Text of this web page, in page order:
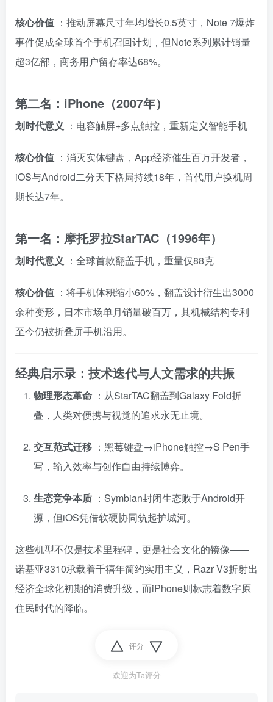
核心价值 ：推动屏幕尺寸年均增长0.5英寸，Note 7爆炸
事件促成全球首个手机召回计划，但Note系列累计销量
超3亿部，商务用户留存率达68%。
第二名：iPhone（2007年）
划时代意义 ：电容触屏+多点触控，重新定义智能手机
核心价值 ：消灭实体键盘，App经济催生百万开发者，
iOS与Android二分天下格局持续18年，首代用户换机周
期长达7年。
第一名：摩托罗拉StarTAC（1996年）
划时代意义 ：全球首款翻盖手机，重量仅88克
核心价值 ：将手机体积缩小60%，翻盖设计衍生出3000
余种变形，日本市场单月销量破百万，其机械结构专利
至今仍被折叠屏手机沿用。
经典启示录：技术迭代与人文需求的共振
物理形态革命 ：从StarTAC翻盖到Galaxy Fold折
叠，人类对便携与视觉的追求永无止境。
交互范式迁移 ：黑莓键盘→iPhone触控→S Pen手
写，输入效率与创作自由持续博弈。
生态竞争本质 ：Symbian封闭生态败于Android开
源，但iOS凭借软硬协同筑起护城河。
这些机型不仅是技术里程碑，更是社会文化的镜像——
诺基亚3310承载着千禧年简约实用主义，Razr V3折射出
经济全球化初期的消费升级，而iPhone则标志着数字原
住民时代的降临。
评分
欢迎为Ta评分